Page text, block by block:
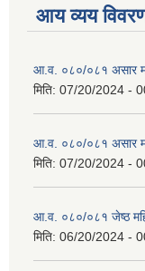
आय व्यय
आ.व. ०८०/०८१ असार
मिति: 07/20/2024 -
आ.व. ०८०/०८१ असार
मिति: 07/20/2024 -
आ.व. ०८०/०८१ जेष्ठ
मिति: 06/20/2024 -